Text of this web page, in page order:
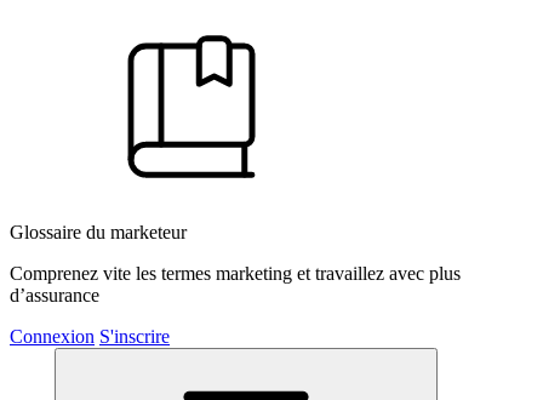
Glossaire du marketeur
Comprenez vite les termes marketing et travaillez avec plus
d’assurance
Connexion S'inscrire